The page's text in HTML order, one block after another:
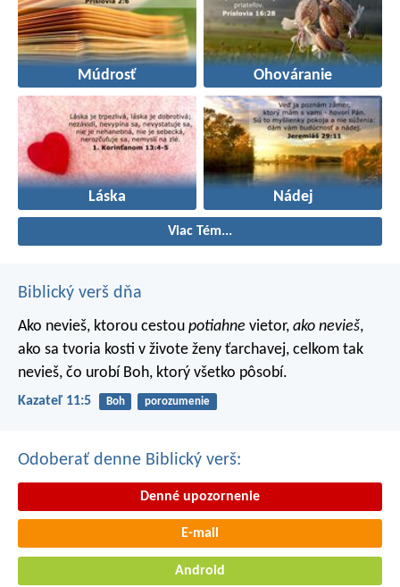
Múdrosť Ohováranie
Láska Nádej
Viac Tém...
Biblický verš dňa
Ako nevieš, ktorou cestou potiahne vietor, ako nevieš,
ako sa tvoria kosti v živote ženy ťarchavej, celkom tak
nevieš, čo urobí Boh, ktorý všetko pôsobí.
Kazateľ 11:5 Boh porozumenie
Odoberať denne Biblický verš:
Denné upozornenie
E-mail
Android